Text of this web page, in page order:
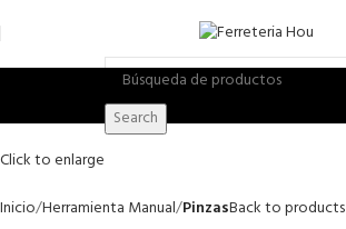
Search
Click to enlarge
Inicio Herramienta Manual PinzasBack to products